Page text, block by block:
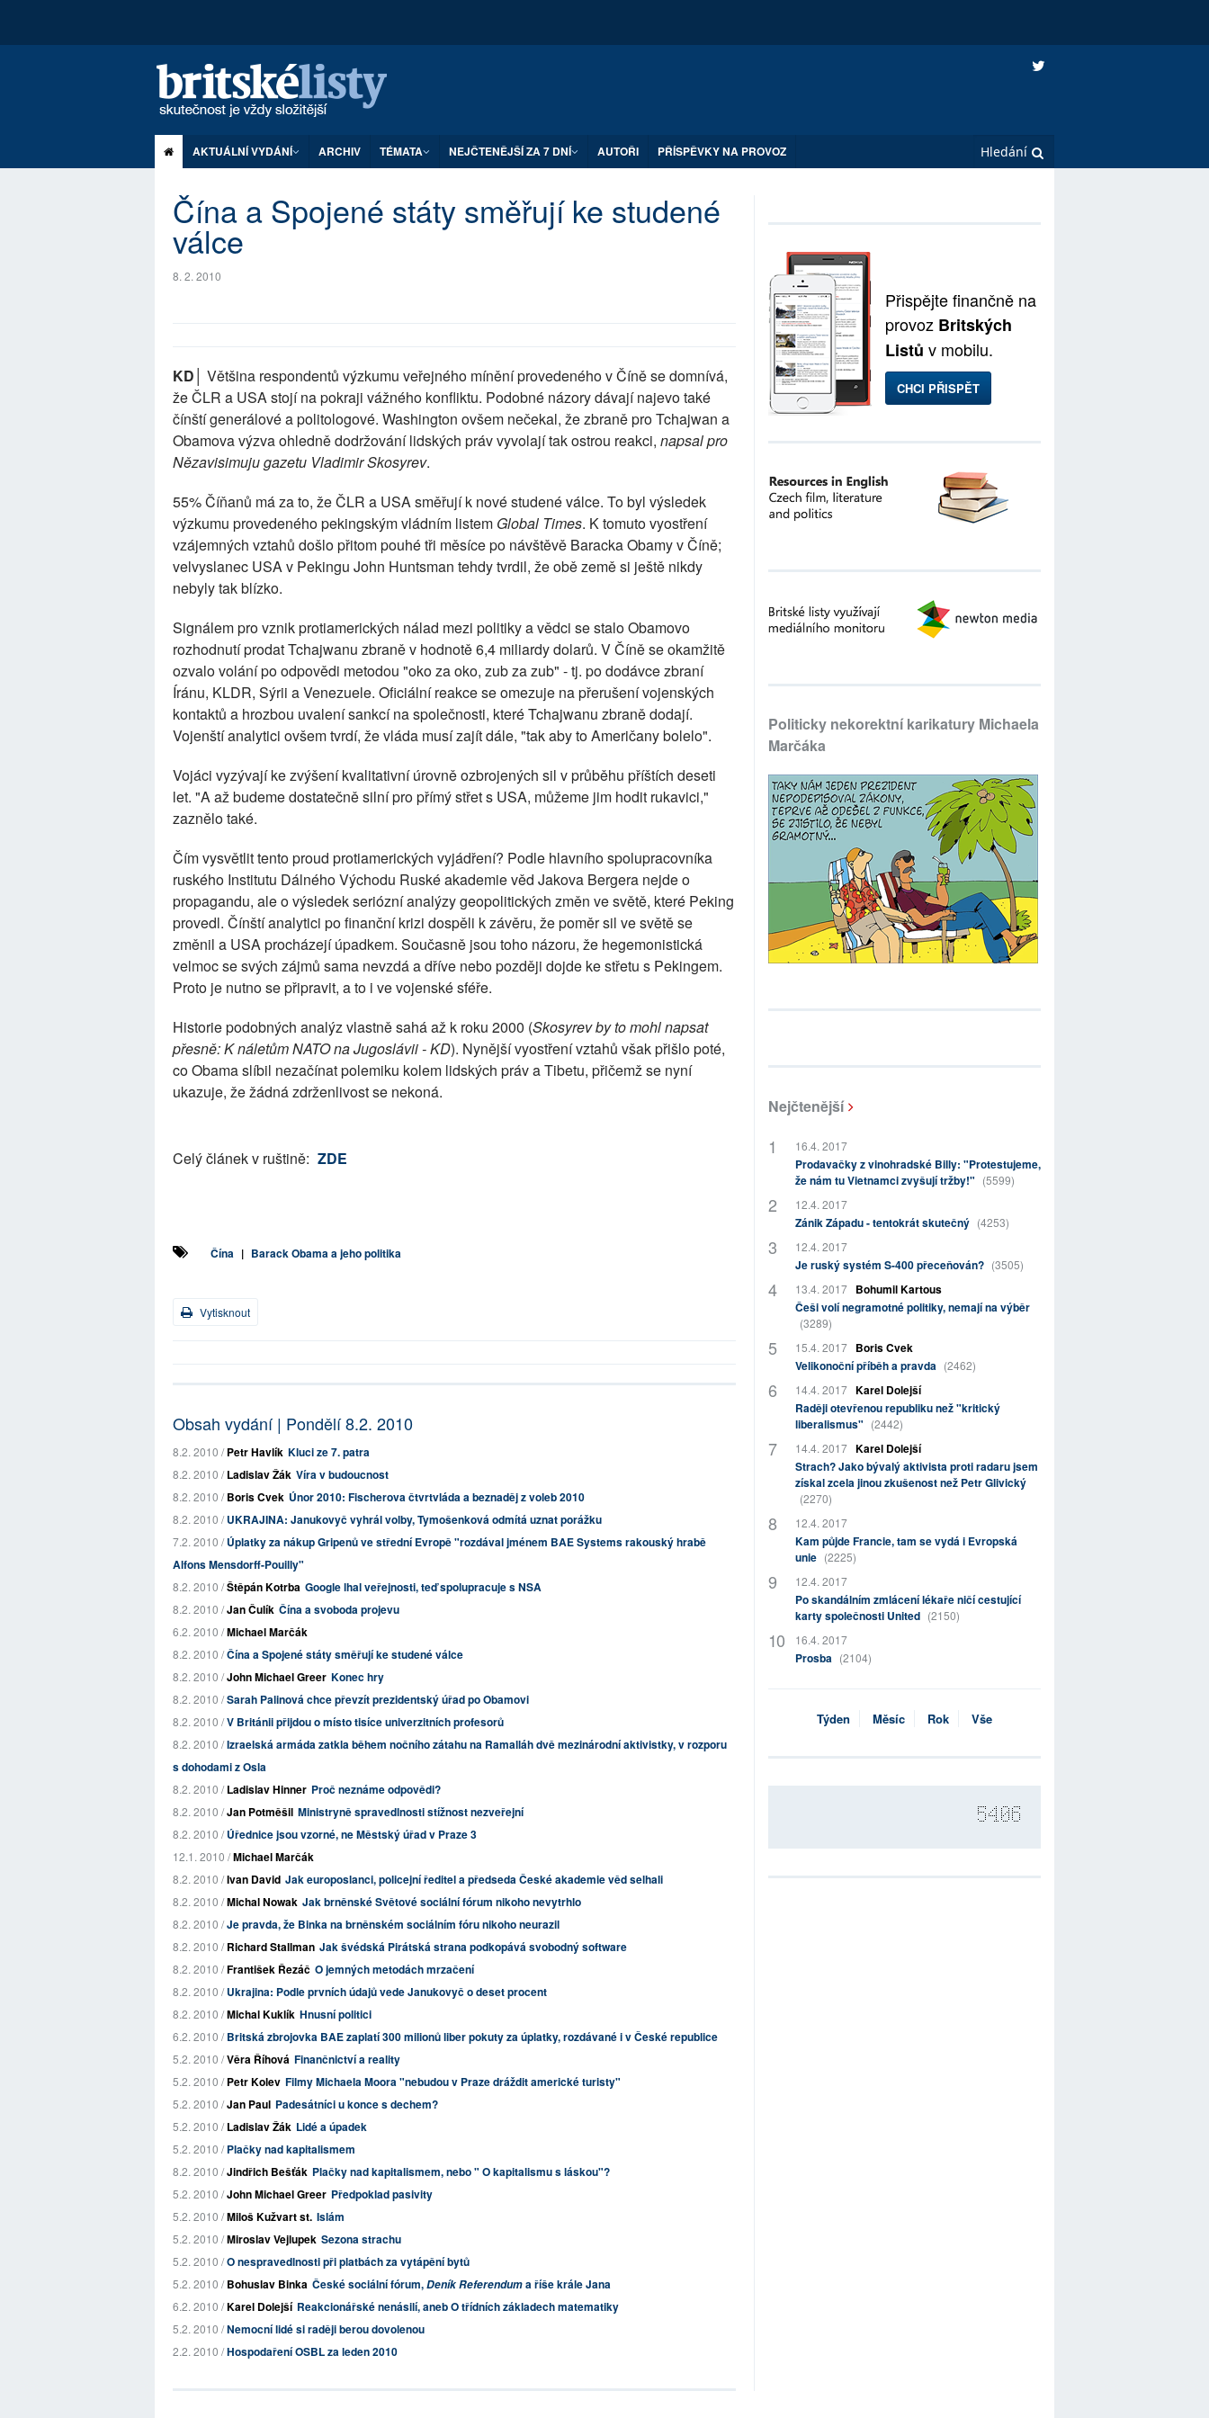
AKTUÁLNÍ VYDÁNÍ ARCHIV TÉMATA NEJČTENĚJŠÍ ZA 7 DNÍ AUTOŘI PŘÍSPĚVKY NA PROVOZ
Čína a Spojené státy směřují ke studené
válce
8. 2. 2010
KD│
Většina respondentů výzkumu veřejného mínění provedeného v Číně se domnívá,
že ČLR a USA stojí na pokraji vážného konfliktu. Podobné názory dávají najevo také
čínští generálové a politologové. Washington ovšem nečekal, že zbraně pro Tchajwan a
Obamova výzva ohledně dodržování lidských práv vyvolají tak ostrou reakci, napsal pro
Nězavisimuju gazetu Vladimir Skosyrev.
55% Číňanů má za to, že ČLR a USA směřují k nové studené válce. To byl výsledek
výzkumu provedeného pekingským vládním listem Global Times. K tomuto vyostření
vzájemných vztahů došlo přitom pouhé tři měsíce po návštěvě Baracka Obamy v Číně;
velvyslanec USA v Pekingu John Huntsman tehdy tvrdil, že obě země si ještě nikdy
nebyly tak blízko.
Signálem pro vznik protiamerických nálad mezi politiky a vědci se stalo Obamovo
rozhodnutí prodat Tchajwanu zbraně v hodnotě 6,4 miliardy dolarů. V Číně se okamžitě
ozvalo volání po odpovědi metodou "oko za oko, zub za zub" - tj. po dodávce zbraní
Íránu, KLDR, Sýrii a Venezuele. Oficiální reakce se omezuje na přerušení vojenských
kontaktů a hrozbou uvalení sankcí na společnosti, které Tchajwanu zbraně dodají.
Vojenští analytici ovšem tvrdí, že vláda musí zajít dále, "tak aby to Američany bolelo".
Vojáci vyzývají ke zvýšení kvalitativní úrovně ozbrojených sil v průběhu příštích deseti
let. "A až budeme dostatečně silní pro přímý střet s USA, můžeme jim hodit rukavici,"
zaznělo také.
Čím vysvětlit tento proud protiamerických vyjádření? Podle hlavního spolupracovníka
ruského Institutu Dálného Východu Ruské akademie věd Jakova Bergera nejde o
propagandu, ale o výsledek seriózní analýzy geopolitických změn ve světě, které Peking
provedl. Čínští analytici po finanční krizi dospěli k závěru, že poměr sil ve světě se
změnil a USA procházejí úpadkem. Současně jsou toho názoru, že hegemonistická
velmoc se svých zájmů sama nevzdá a dříve nebo později dojde ke střetu s Pekingem.
Proto je nutno se připravit, a to i ve vojenské sféře.
Historie podobných analýz vlastně sahá až k roku 2000 (Skosyrev by to mohl napsat
přesně: K náletům NATO na Jugoslávii - KD). Nynější vyostření vztahů však přišlo poté,
co Obama slíbil nezačínat polemiku kolem lidských práv a Tibetu, přičemž se nyní
ukazuje, že žádná zdrženlivost se nekoná.
Celý článek v ruštině: ZDE
Čína | Barack Obama a jeho politika
Vytisknout
Obsah vydání | Pondělí 8.2. 2010
8.2. 2010 /Petr Havlík Kluci ze 7. patra
8.2. 2010 /Ladislav Žák Víra v budoucnost
8.2. 2010 /Boris Cvek Únor 2010: Fischerova čtvrtvláda a beznaděj z voleb 2010
8.2. 2010 /UKRAJINA: Janukovyč vyhrál volby, Tymošenková odmítá uznat porážku
7.2. 2010 /Úplatky za nákup Gripenů ve střední Evropě "rozdával jménem BAE Systems rakouský hrabě
Alfons Mensdorff-Pouilly"
8.2. 2010 /Štěpán Kotrba Google lhal veřejnosti, teď spolupracuje s NSA
8.2. 2010 /Jan Čulík Čína a svoboda projevu
6.2. 2010 /Michael Marčák
8.2. 2010 /Čína a Spojené státy směřují ke studené válce
8.2. 2010 /John Michael Greer Konec hry
8.2. 2010 /Sarah Palinová chce převzít prezidentský úřad po Obamovi
8.2. 2010 /V Británii přijdou o místo tisíce univerzitních profesorů
8.2. 2010 /Izraelská armáda zatkla během nočního zátahu na Ramalláh dvě mezinárodní aktivistky, v rozporu
s dohodami z Osla
8.2. 2010 /Ladislav Hinner Proč neznáme odpovědi?
8.2. 2010 /Jan Potměšil Ministryně spravedlnosti stížnost nezveřejní
8.2. 2010 /Úřednice jsou vzorné, ne Městský úřad v Praze 3
12.1. 2010 /Michael Marčák
8.2. 2010 /Ivan David Jak europoslanci, policejní ředitel a předseda České akademie věd selhali
8.2. 2010 /Michal Nowak Jak brněnské Světové sociální fórum nikoho nevytrhlo
8.2. 2010 /Je pravda, že Binka na brněnském sociálním fóru nikoho neurazil
8.2. 2010 /Richard Stallman Jak švédská Pirátská strana podkopává svobodný software
8.2. 2010 /František Řezáč O jemných metodách mrzačení
8.2. 2010 /Ukrajina: Podle prvních údajů vede Janukovyč o deset procent
8.2. 2010 /Michal Kuklík Hnusní politici
6.2. 2010 /Britská zbrojovka BAE zaplatí 300 milionů liber pokuty za úplatky, rozdávané i v České republice
5.2. 2010 /Věra Říhová Finančnictví a reality
5.2. 2010 /Petr Kolev Filmy Michaela Moora "nebudou v Praze dráždit americké turisty"
5.2. 2010 /Jan Paul Padesátníci u konce s dechem?
5.2. 2010 /Ladislav Žák Lidé a úpadek
5.2. 2010 /Plačky nad kapitalismem
8.2. 2010 /Jindřich Bešťák Plačky nad kapitalismem, nebo " O kapitalismu s láskou"?
5.2. 2010 /John Michael Greer Předpoklad pasivity
5.2. 2010 /Miloš Kužvart st. Islám
5.2. 2010 /Miroslav Vejlupek Sezona strachu
5.2. 2010 /O nespravedlnosti při platbách za vytápění bytů
5.2. 2010 /Bohuslav Binka České sociální fórum,Deník Referenduma říše krále Jana
6.2. 2010 /Karel Dolejší Reakcionářské nenásilí, aneb O třídních základech matematiky
5.2. 2010 /Nemocní lidé si raději berou dovolenou
2.2. 2010 /Hospodaření OSBL za leden 2010
Přispějte finančně na
provoz Britských
Listů v mobilu.
CHCI PŘISPĚT
Politicky nekorektní karikatury Michaela
Marčáka
Nejčtenější
16.4. 2017
Prodavačky z vinohradské Billy: "Protestujeme,
že nám tu Vietnamci zvyšují tržby!" (5599)
12.4. 2017
Zánik Západu - tentokrát skutečný (4253)
12.4. 2017
Je ruský systém S-400 přeceňován? (3505)
13.4. 2017
Bohumil Kartous
Češi volí negramotné politiky, nemají na výběr
(3289)
15.4. 2017
Boris Cvek
Velikonoční příběh a pravda (2462)
14.4. 2017 Karel Dolejší
Raději otevřenou republiku než "kritický
liberalismus" (2442)
14.4. 2017 Karel Dolejší
Strach? Jako bývalý aktivista proti radaru jsem
získal zcela jinou zkušenost než Petr Glivický
(2270)
12.4. 2017
Kam půjde Francie, tam se vydá i Evropská
unie (2225)
12.4. 2017
Po skandálním zmlácení lékaře ničí cestující
karty společnosti United (2150)
16.4. 2017
Prosba (2104)
Týden Měsíc Rok Vše
5406